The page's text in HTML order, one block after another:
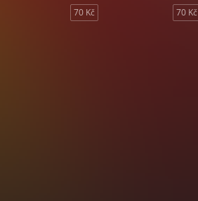
70 Kč 70 Kč